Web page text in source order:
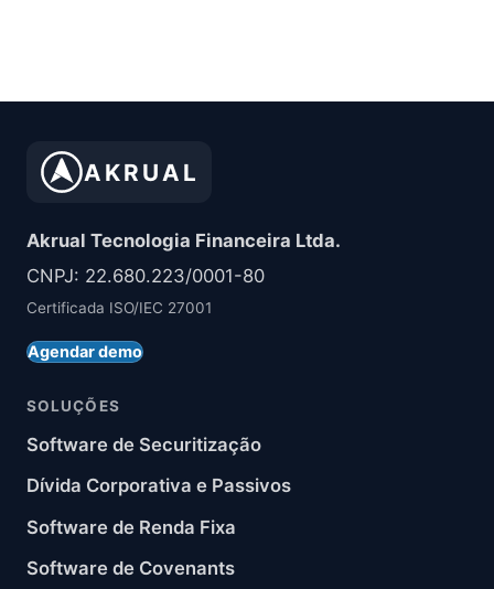
AKRUAL
Akrual Tecnologia Financeira Ltda.
CNPJ: 22.680.223/0001-80
Certificada ISO/IEC 27001
Agendar demo
SOLUÇÕES
Software de Securitização
Dívida Corporativa e Passivos
Software de Renda Fixa
Software de Covenants